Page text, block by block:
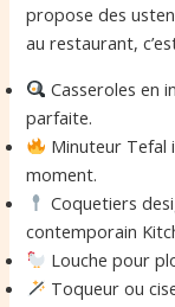
propose des
au restaurant,
Casseroles en
parfaite.
Minuteur Tefal
moment.
Coquetiers
contemporain
Louche pour
Toqueur ou